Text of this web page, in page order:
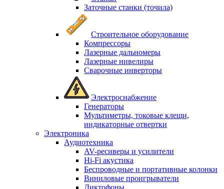
Заточные станки (точила)
Строительное оборудование
Компрессоры
Лазерные дальномеры
Лазерные нивелиры
Сварочные инверторы
Электроснабжение
Генераторы
Мультиметры, токовые клещи,
индикаторные отвертки
Электроника
Аудиотехника
AV-ресиверы и усилители
Hi-Fi акустика
Беспроводные и портативные колонки
Виниловые проигрыватели
Диктофоны